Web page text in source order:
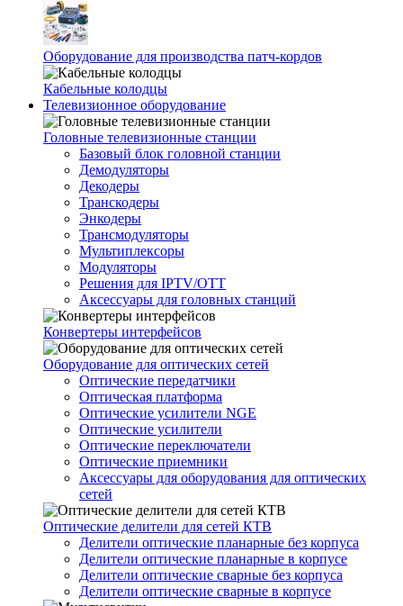
Оборудование для производства патч-кордов
Кабельные колодцы
Телевизионное оборудование
Головные телевизионные станции
Базовый блок головной станции
Демодуляторы
Декодеры
Транскодеры
Энкодеры
Трансмодуляторы
Мультиплексоры
Модуляторы
Решения для IPTV/OTT
Аксессуары для головных станций
Конвертеры интерфейсов
Оборудование для оптических сетей
Оптические передатчики
Оптическая платформа
Оптические усилители NGE
Оптические усилители
Оптические переключатели
Оптические приемники
Аксессуары для оборудования для оптических
сетей
Оптические делители для сетей КТВ
Делители оптические планарные без корпуса
Делители оптические планарные в корпусе
Делители оптические сварные без корпуса
Делители оптические сварные в корпусе